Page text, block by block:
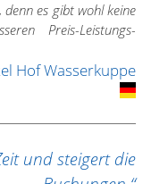
es gibt wohl keine
Preis-Leistungs-
Hof Wasserkuppe
und steigert die